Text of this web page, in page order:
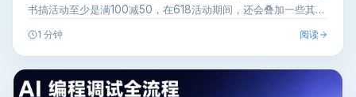
书搞活动至少是满100减50，在618活动期间，还会叠加一些其他
优惠，…
1 分钟 阅读